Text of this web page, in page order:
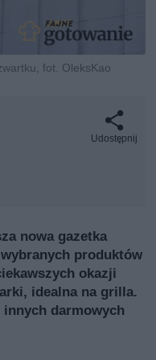
fot. OleksKao
Udostępnij
nowa gazetka
produktów
okazji
idealna na grilla.
darmowych